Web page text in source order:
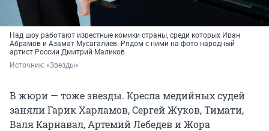
Над шоу работают известные комики страны, среди которых Иван
Абрамов и Азамат Мусагалиев. Рядом с ними на фото народный
артист России Дмитрий Маликов
Источник: «Звезды»
В жюри — тоже звезды. Кресла медийных судей
заняли Гарик Харламов, Сергей Жуков, Тимати,
Валя Карнавал, Артемий Лебедев и Жора